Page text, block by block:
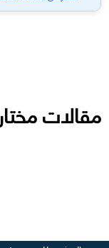
مقالات